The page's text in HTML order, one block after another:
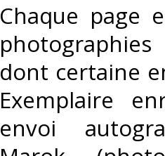
‎Chaque page
dont certaine
Exemplaire
envoi